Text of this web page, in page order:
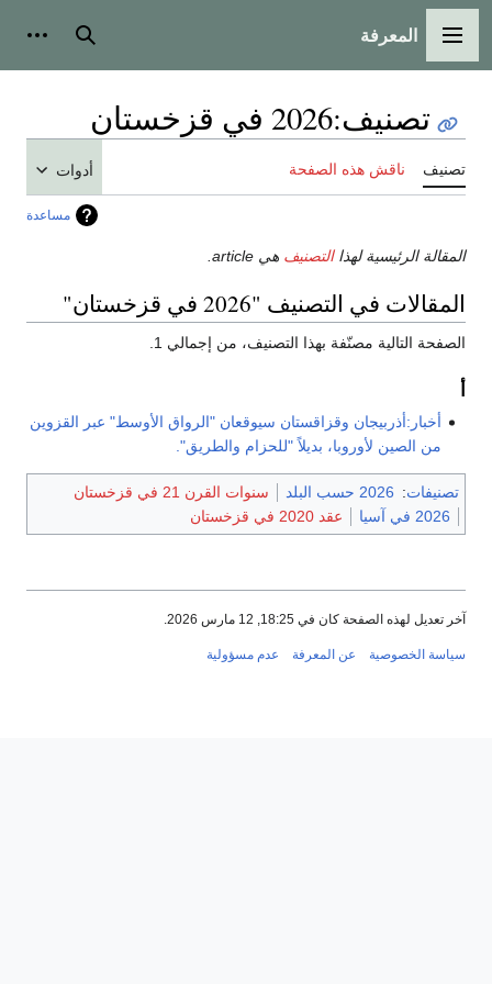
القائمة الرئيسية
المعرفة بحث
تصنيف:2026 في قزخستان
تصنيف ناقش هذه الصفحة أدوات
مساعدة
المقالة الرئيسية لهذاالتصنيف هي article.
المقالات في التصنيف "2026 في قزخستان"
الصفحة التالية مصنّفة بهذا التصنيف، من إجمالي 1.
أخبار:أذربيجان وقزاقستان سيوقعان "الرواق الأوسط" عبر القزوين
من الصين لأوروبا، بديلاً "للحزام والطريق".
تصنيفات: 2026 حسب البلد
سنوات القرن 21 في قزخستان
2026 في آسيا
عقد 2020 في قزخستان
آخر تعديل لهذه الصفحة كان في 18:25, 12 مارس 2026.
سياسة الخصوصية عن المعرفة عدم مسؤولية